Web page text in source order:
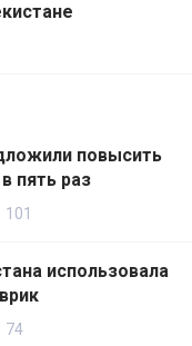
повысить
пять раз
101
использовала
74